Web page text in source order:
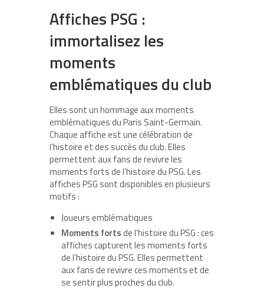
Affiches PSG :
immortalisez les
moments
emblématiques du club
Elles sont un hommage aux moments
emblématiques du Paris Saint-Germain.
Chaque affiche est une célébration de
l’histoire et des succès du club. Elles
permettent aux fans de revivre les
moments forts de l’histoire du PSG. Les
affiches PSG sont disponibles en plusieurs
motifs :
Joueurs emblématiques
Moments fortsde l’histoire du PSG : ces
affiches capturent les moments forts
de l’histoire du PSG. Elles permettent
aux fans de revivre ces moments et de
se sentir plus proches du club.